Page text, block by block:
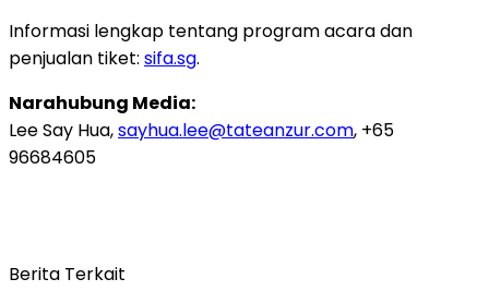
Informasi lengkap tentang program acara dan
penjualan tiket: sifa.sg.
Narahubung Media:
Lee Say Hua,sayhua.lee@tateanzur.com, +65
96684605
Berita Terkait